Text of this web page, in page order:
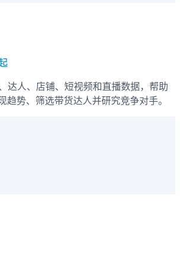
达人、店铺、短视频和直播数据，帮助
趋势、筛选带货达人并研究竞争对手。